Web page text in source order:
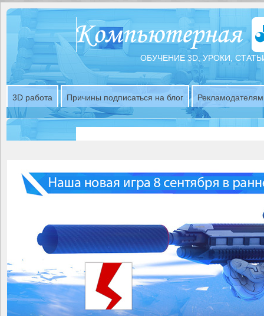
ОБУЧЕНИЕ 3D, УРОКИ,
3D работа Причины подписаться на блог Рекламодателям